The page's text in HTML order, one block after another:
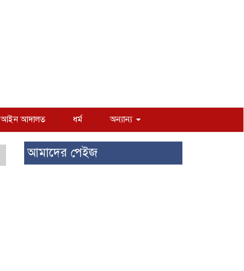
আইন আদালত ধর্ম অন্যান্য
আমাদের পেইজ